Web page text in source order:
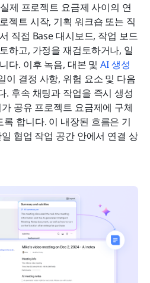
제 프로젝트 요금제 사이의 연
젝트 시작, 기획 워크숍 또는 직
직접 Base 대시보드, 작업 보드
하고, 가정을 재검토하거나, 일
다. 이후 녹음, 대본 및 AI 생성
이 결정 사항, 위험 요소 및 다음
. 후속 채팅과 작업을 즉시 생성
공유 프로젝트 요금제에 구체
합니다. 이 내장된 흐름은 기
협업 작업 공간 안에서 연결 상